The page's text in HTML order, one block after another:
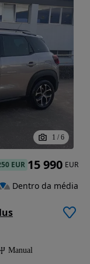
1 / 6
Manual
EUR 15 990 EUR
Dentro da média